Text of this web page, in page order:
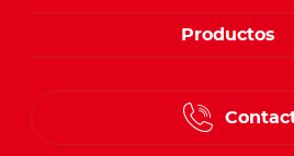
Productos